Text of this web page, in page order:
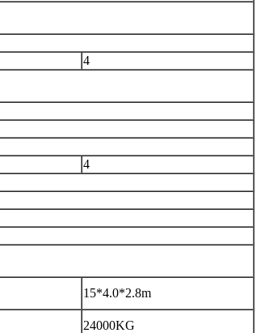
4
4
15*4.0*2.8m
24000KG